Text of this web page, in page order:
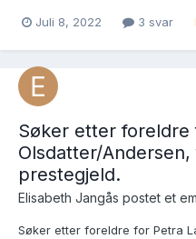
Kirkebøker, SAO/A-10893/F/
Juli 8, 2022 3 svar
Søker etter foreldre
Olsdatter/Andersen,
prestegjeld.
Elisabeth Jangås postet et
Søker etter foreldre for Petra